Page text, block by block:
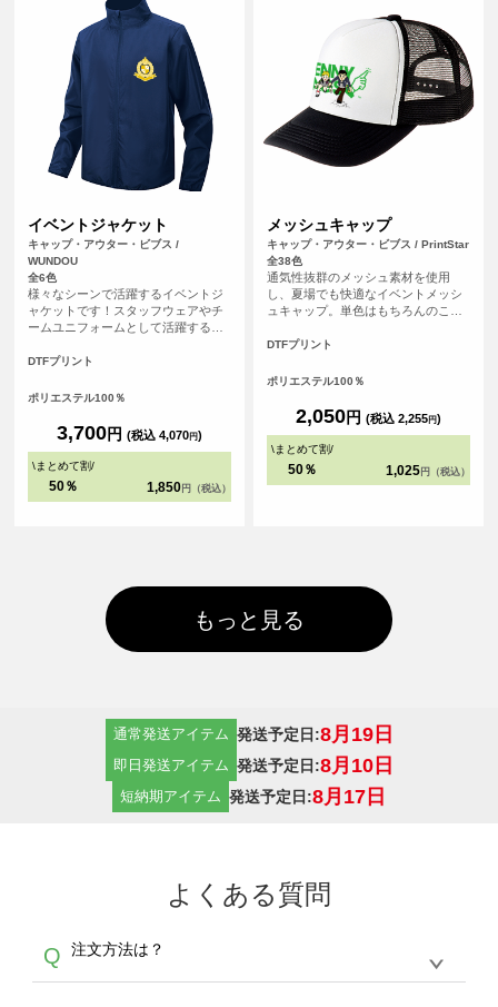
イベントジャケット
キャップ・アウター・ビブス /
WUNDOU
全6色
様々なシーンで活躍するイベントジ
ャケットです！スタッフウェアやチ
ームユニフォームとして活躍する便
ントを施せば、企業や団体のイベン
です！デザインは表面胸元と背面へ
DTFプリント
ポリエステル100％
3,700円 (税込 4,070円)
\まとめて割/
50％ 1,850 円（税込）
メッシュキャップ
キャップ・アウター・ビブス / PrintStar
全38色
通気性抜群のメッシュ素材を使用
し、夏場でも快適なイベントメッシ
ュキャップ。単色はもちろんのこ
合わせた全39色の豊富なカラー展開
DTFプリント
ポリエステル100％
2,050円 (税込 2,255円)
\まとめて割/
50％ 1,025 円（税込）
もっと見る
通常発送アイテム 発送予定日:8月19日
即日発送アイテム 発送予定日:8月10日
短納期アイテム 発送予定日:8月17日
よくある質問
Q 注文方法は？